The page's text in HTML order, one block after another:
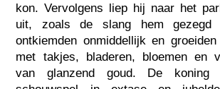
kon. Vervolgens liep hij naar het
uit, zoals de slang hem gezegd
ontkiemden onmiddellijk en
met takjes, bladeren, bloemen en
van glanzend goud. De